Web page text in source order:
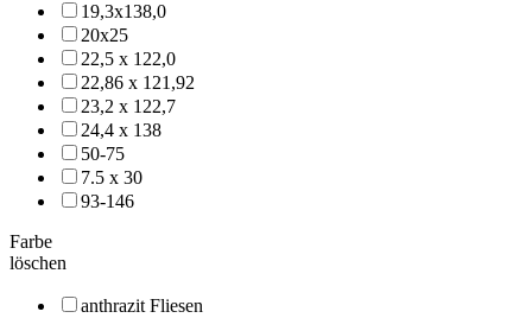
19,3x138,0
20x25
22,5 x 122,0
22,86 x 121,92
23,2 x 122,7
24,4 x 138
50-75
7.5 x 30
93-146
Farbe
löschen
anthrazit Fliesen